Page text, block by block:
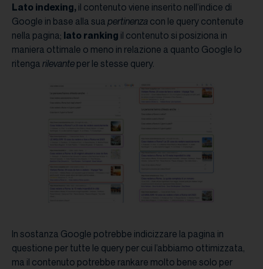
Lato indexing, il contenuto viene inserito nell’indice di
Google in base alla sua pertinenza con le query contenute
nella pagina; lato ranking il contenuto si posiziona in
maniera ottimale o meno in relazione a quanto Google lo
ritenga rilevante per le stesse query.
In sostanza Google potrebbe indicizzare la pagina in
questione per tutte le query per cui l’abbiamo ottimizzata,
ma il contenuto potrebbe rankare molto bene solo per